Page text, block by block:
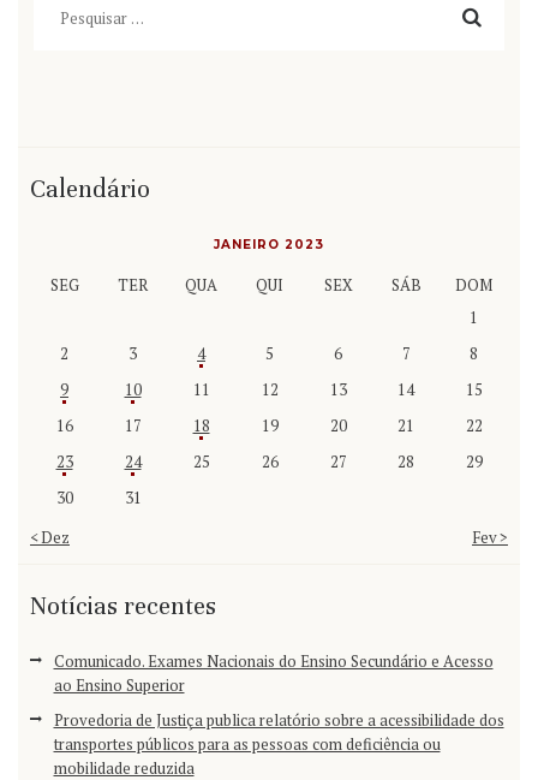
Calendário
JANEIRO 2023
SEG TER QUA QUI SEX SÁB
DOM
1
2
3 4 5 6 7
8
9
10 11 12 13 14
15
16
17 18 19 20 21
22
23
24 25 26 27 28
29
30
31
« Dez
Fev »
Notícias recentes
Comunicado. Exames Nacionais do Ensino Secundário e Acesso
ao Ensino Superior
Provedoria de Justiça publica relatório sobre a acessibilidade dos
transportes públicos para as pessoas com deficiência ou
mobilidade reduzida